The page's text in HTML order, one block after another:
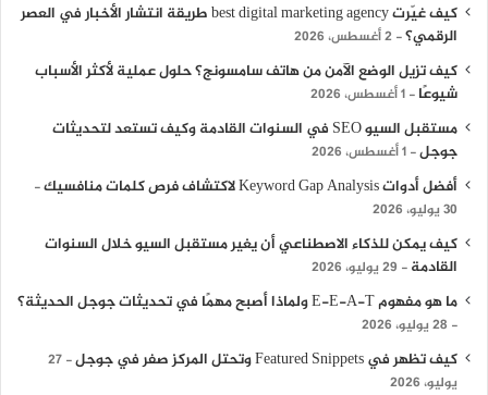
كيف غيّرت best digital marketing agency طريقة انتشار الأخبار في العصر
الرقمي؟ 2 أغسطس، 2026
كيف تزيل الوضع الآمن من هاتف سامسونج؟ حلول عملية لأكثر الأسباب
شيوعًا
1 أغسطس، 2026
مستقبل السيو SEO في السنوات القادمة وكيف تستعد لتحديثات
جوجل 1 أغسطس، 2026
أفضل أدوات Keyword Gap Analysis لاكتشاف فرص كلمات منافسيك
30 يوليو، 2026
كيف يمكن للذكاء الاصطناعي أن يغير مستقبل السيو خلال السنوات
القادمة
29 يوليو، 2026
ما هو مفهوم E-E-A-T ولماذا أصبح مهمًا في تحديثات جوجل الحديثة؟
28 يوليو، 2026
كيف تظهر في Featured Snippets وتحتل المركز صفر في جوجل
27
يوليو، 2026